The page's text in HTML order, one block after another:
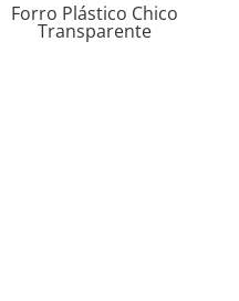
Forro Plástico Chico
Transparente